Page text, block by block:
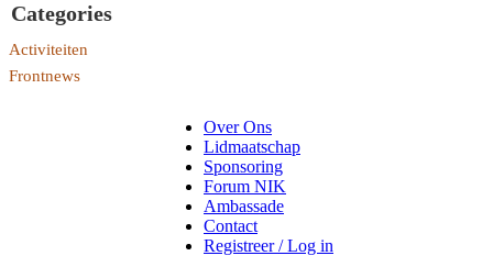
Categories
Activiteiten
Frontnews
Over Ons
Lidmaatschap
Sponsoring
Forum NIK
Ambassade
Contact
Registreer / Log in